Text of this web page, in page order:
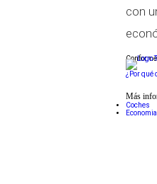
con
¿Por qué
Más
Coches
Economia